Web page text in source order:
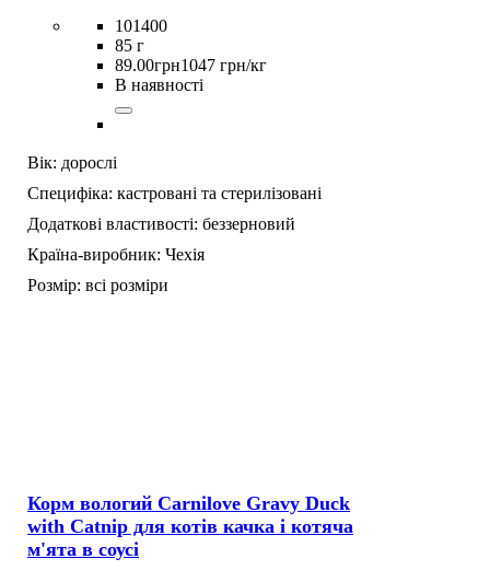
101400
85 г
89.00грн1047 грн/кг
В наявності
Вік: дорослі
Специфіка: кастровані та стерилізовані
Додаткові властивості: беззерновий
Країна-виробник: Чехія
Розмір: всі розміри
Корм вологий Carnilove Gravy Duck
with Catnip для котів качка і котяча
м'ята в соусі